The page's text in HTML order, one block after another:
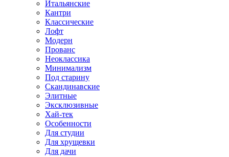
Итальянские
Кантри
Классические
Лофт
Модерн
Прованс
Неоклассика
Минимализм
Под старину
Скандинавские
Элитные
Эксклюзивные
Хай-тек
Особенности
Для студии
Для хрущевки
Для дачи